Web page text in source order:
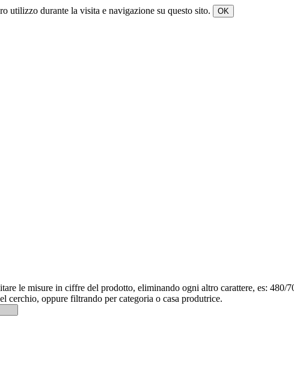
utilizzo durante la visita e navigazione su questo sito.
le misure in ciffre del prodotto, eliminando ogni altro carattere, es:
cerchio, oppure filtrando per categoria o casa produtrice.